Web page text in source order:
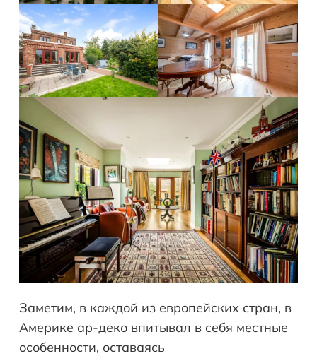
Заметим, в каждой из европейских стран, в
Америке ар-деко впитывал в себя местные
особенности, оставаясь